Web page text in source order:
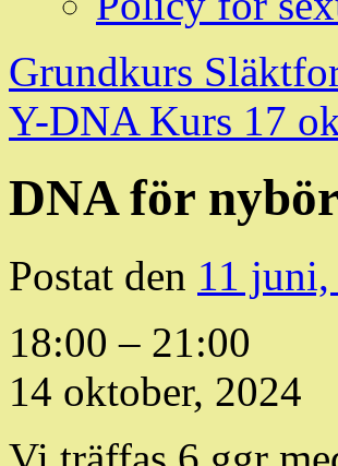
Grundkurs
Y-DNA Kurs 17
DNA för
Postat den 11
DNA
18:00 – 21:00
14 oktober, 2024